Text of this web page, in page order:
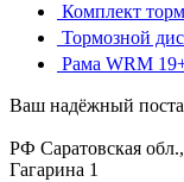
Комплект
Тормозной
Рама WRM
Ваш надёжный
РФ Саратовская
Гагарина 1